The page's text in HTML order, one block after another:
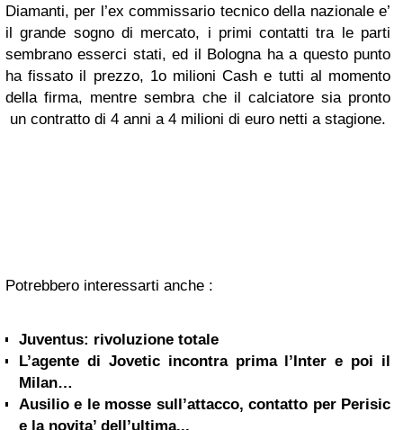
Diamanti, per l’ex commissario tecnico della nazionale e’
il grande sogno di mercato, i primi contatti tra le parti
sembrano esserci stati, ed il Bologna ha a questo punto
ha fissato il prezzo, 1o milioni Cash e tutti al momento
della firma, mentre sembra che il calciatore sia pronto
un contratto di 4 anni a 4 milioni di euro netti a stagione.
Potrebbero interessarti anche :
Juventus: rivoluzione totale
L’agente di Jovetic incontra prima l’Inter e poi il
Milan…
Ausilio e le mosse sull’attacco, contatto per Perisic
e la novita’ dell’ultima...